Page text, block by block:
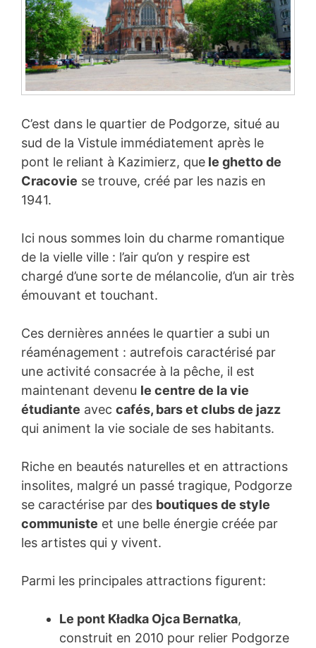
C’est dans le quartier de Podgorze, situé au
sud de la Vistule immédiatement après le
pont le reliant à Kazimierz, que le ghetto de
Cracovie se trouve, créé par les nazis en
1941.
Ici nous sommes loin du charme romantique
de la vielle ville : l’air qu’on y respire est
chargé d’une sorte de mélancolie, d’un air très
émouvant et touchant.
Ces dernières années le quartier a subi un
réaménagement : autrefois caractérisé par
une activité consacrée à la pêche, il est
maintenant devenu le centre de la vie
étudiante avec cafés, bars et clubs de jazz
qui animent la vie sociale de ses habitants.
Riche en beautés naturelles et en attractions
insolites, malgré un passé tragique, Podgorze
se caractérise par des boutiques de style
communiste et une belle énergie créée par
les artistes qui y vivent.
Parmi les principales attractions figurent:
Le pont Kładka Ojca Bernatka,
construit en 2010 pour relier Podgorze